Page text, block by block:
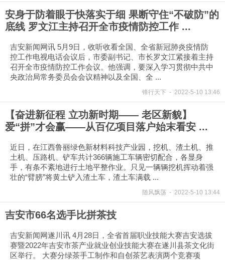
安身于防着眼于快落实于细 果断守住“不破防”的
底线 罗文江主持召开全市疫情防控工作 ...
吉安新闻网讯 5月9日，收听收看全国、全省新冠肺炎疫情防
控工作电视电话会议后，市委副书记、市长罗文江紧接着主持
召开全市疫情防控工作会议。他强调，要深入学习贯彻中共中
央政治局常务委员会会议精神以及全国、全 ...
锋行天下 - 2022-5-10 13:46
【奋进新征程 立功新时期—— 老区新貌】
爱“拼”才会赢——从百亿项目落户始末看安 ...
近日，在江西鲁丽绿色新材料科技产业园，挖机、渣土机、推
土机、压路机、铲车共计366辆施工车辆密切配合，各显身
手，有条不紊地进行土地平整作业。只见一辆辆挖机挥动着强
壮的“臂膀”将黄土铲入渣土车，渣土车满载 ...
随风飘荡 - 2022-5-10 13:44
吉安市66名选手比拼茶技
吉安新闻网遂川讯 4月28日，全省首届职业技能大赛吉安选拔
赛暨2022年吉安市茶产业就业创业技能大赛在遂川县茶文化街
区举行。 大赛分绿茶手工制作和自创茶艺表演两个竞赛项